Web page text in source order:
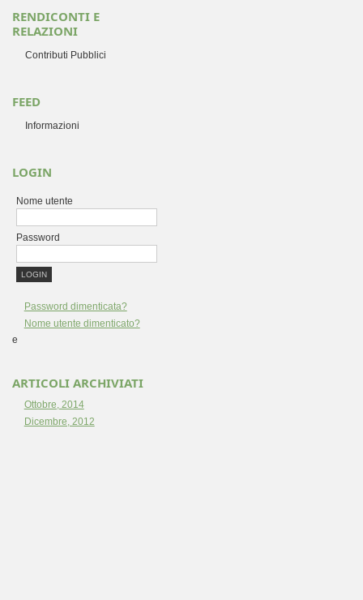
RENDICONTI E
RELAZIONI
Contributi Pubblici
FEED
Informazioni
LOGIN
Nome utente
Password
Password dimenticata?
Nome utente dimenticato?
e
ARTICOLI ARCHIVIATI
Ottobre, 2014
Dicembre, 2012